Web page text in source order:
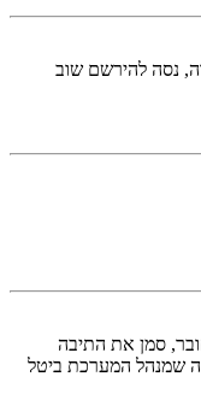
נסה להירשם שוב
סמן את התיבה
שמנהל המערכת ביטל